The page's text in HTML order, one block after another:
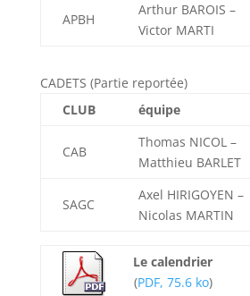
APBH
Arthur BAROIS –
Victor MARTI
CADETS (Partie reportée)
CLUB
équipe
CAB
Thomas NICOL –
Matthieu BARLET
SAGC
Axel HIRIGOYEN –
Nicolas MARTIN
Le calendrier
(PDF, 75.6 ko)